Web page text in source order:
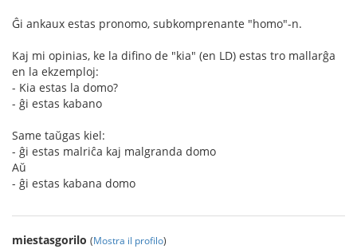
Ĝi ankaux estas pronomo, subkomprenante "homo"-n.
Kaj mi opinias, ke la difino de "kia" (en LD) estas tro mallarĝa
en la ekzemploj:
- Kia estas la domo?
- ĝi estas kabano
Same taŭgas kiel:
- ĝi estas malriĉa kaj malgranda domo
Aŭ
- ĝi estas kabana domo
miestasgorilo (Mostra il profilo)